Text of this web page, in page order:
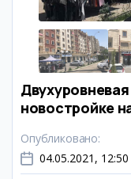
новостройке
Опубликовано:
04.05.2021, 12:50